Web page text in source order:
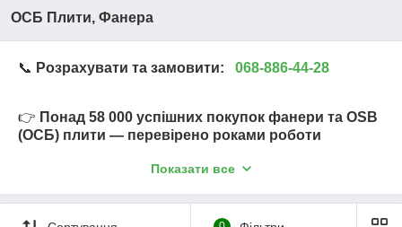
ОСБ Плити, Фанера
📞 Розрахувати та замовити: 068-886-44-28
👉 Понад 58 000 успішних покупок фанери та OSB
(ОСБ) плити — перевірено роками роботи
Оптовий склад фанери та OSB (ОСБ) плити в
Показати все